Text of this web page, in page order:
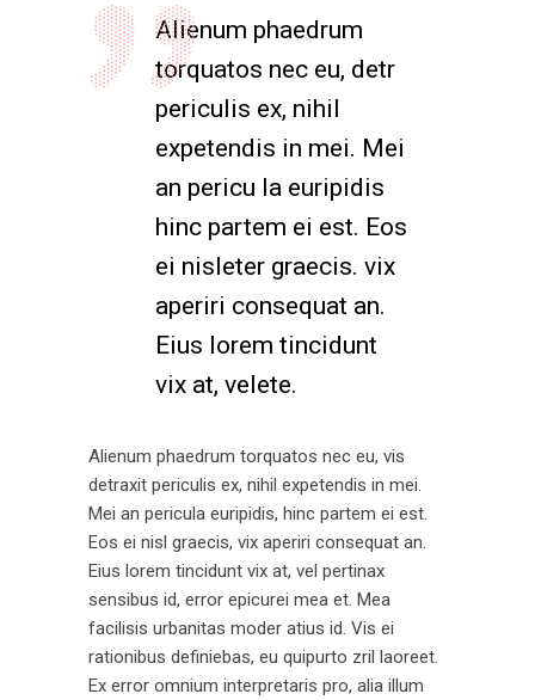
Alienum phaedrum
torquatos nec eu, detr
periculis ex, nihil
expetendis in mei. Mei
an pericu la euripidis
hinc partem ei est. Eos
ei nisleter graecis. vix
aperiri consequat an.
Eius lorem tincidunt
vix at, velete.
Alienum phaedrum torquatos nec eu, vis
detraxit periculis ex, nihil expetendis in mei.
Mei an pericula euripidis, hinc partem ei est.
Eos ei nisl graecis, vix aperiri consequat an.
Eius lorem tincidunt vix at, vel pertinax
sensibus id, error epicurei mea et. Mea
facilisis urbanitas moder atius id. Vis ei
rationibus definiebas, eu quipurto zril laoreet.
Ex error omnium interpretaris pro, alia illum